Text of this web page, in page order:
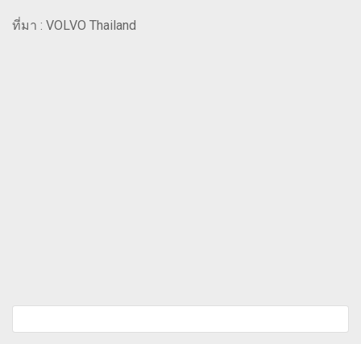
ที่มา : VOLVO Thailand